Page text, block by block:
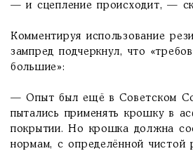
— и сцепление происходит, —
Комментируя использование
зампред подчеркнул, что
большие»:
— Опыт был ещё в Советском
пытались применять крошку в
покрытии. Но крошка должна
нормам, с определённой чистой